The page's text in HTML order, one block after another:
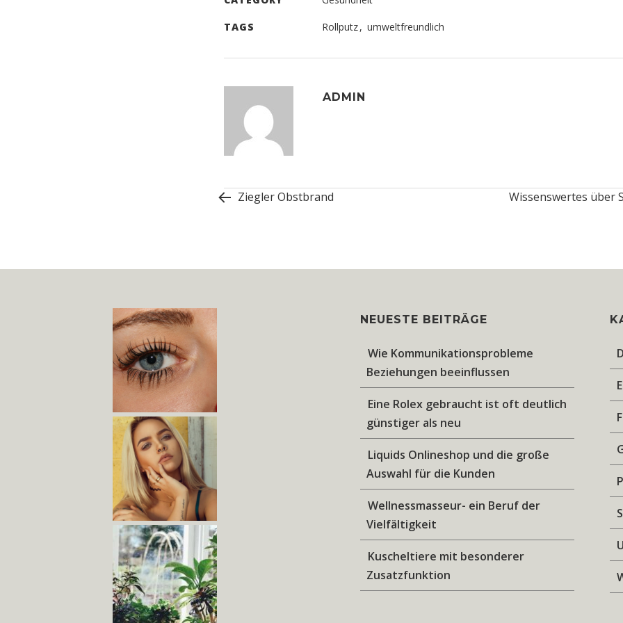
TAGS Rollputz, umweltfreundlich
ADMIN
navigation
Ziegler Obstbrand Wissenswertes über
Area NEUESTE BEITRÄGE
Wie Kommunikationsprobleme
Beziehungen beeinflussen
Eine Rolex gebraucht ist oft deutlich
günstiger als neu
Liquids Onlineshop und die große
Auswahl für die Kunden
Wellnessmasseur- ein Beruf der
Vielfältigkeit
Kuscheltiere mit besonderer
Zusatzfunktion